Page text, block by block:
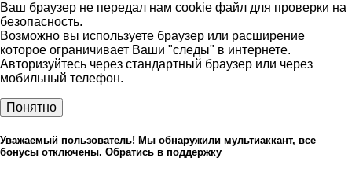
Ваш браузер не передал нам cookie файл для проверки на
безопасность.
Возможно вы используете браузер или расширение
которое ограничивает Ваши "следы" в интернете.
Авторизуйтесь через стандартный браузер или через
мобильный телефон.
Понятно
Уважаемый пользователь! Мы обнаружили мультиаккант, все
бонусы отключены. Обратись в поддержку